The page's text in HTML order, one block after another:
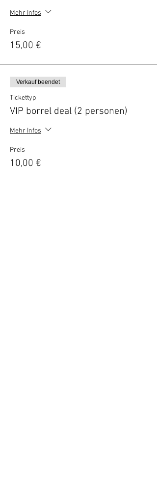
Mehr Infos
Preis
15,00 €
Verkauf beendet
Tickettyp
VIP borrel deal (2 personen)
Mehr Infos
Preis
10,00 €